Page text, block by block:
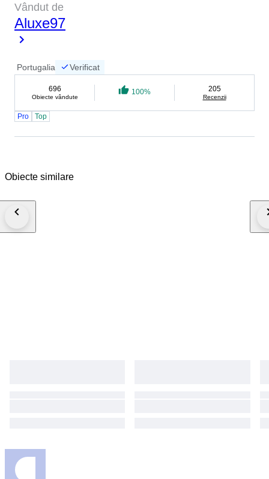
Vândut de
Aluxe97
Portugalia Verificat
696
Obiecte vândute
100% 205
Recenzii
Pro Top
Obiecte similare